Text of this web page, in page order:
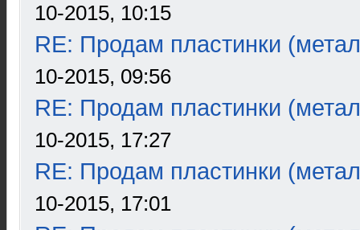
10-2015, 10:15
RE: Продам пластинки
10-2015, 09:56
RE: Продам пластинки
10-2015, 17:27
RE: Продам пластинки
10-2015, 17:01